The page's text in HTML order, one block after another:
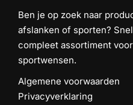
Ben je op zoek naar
afslanken of sporten?
compleet assortiment
sportwensen.
Algemene voorwaarden
Privacyverklaring